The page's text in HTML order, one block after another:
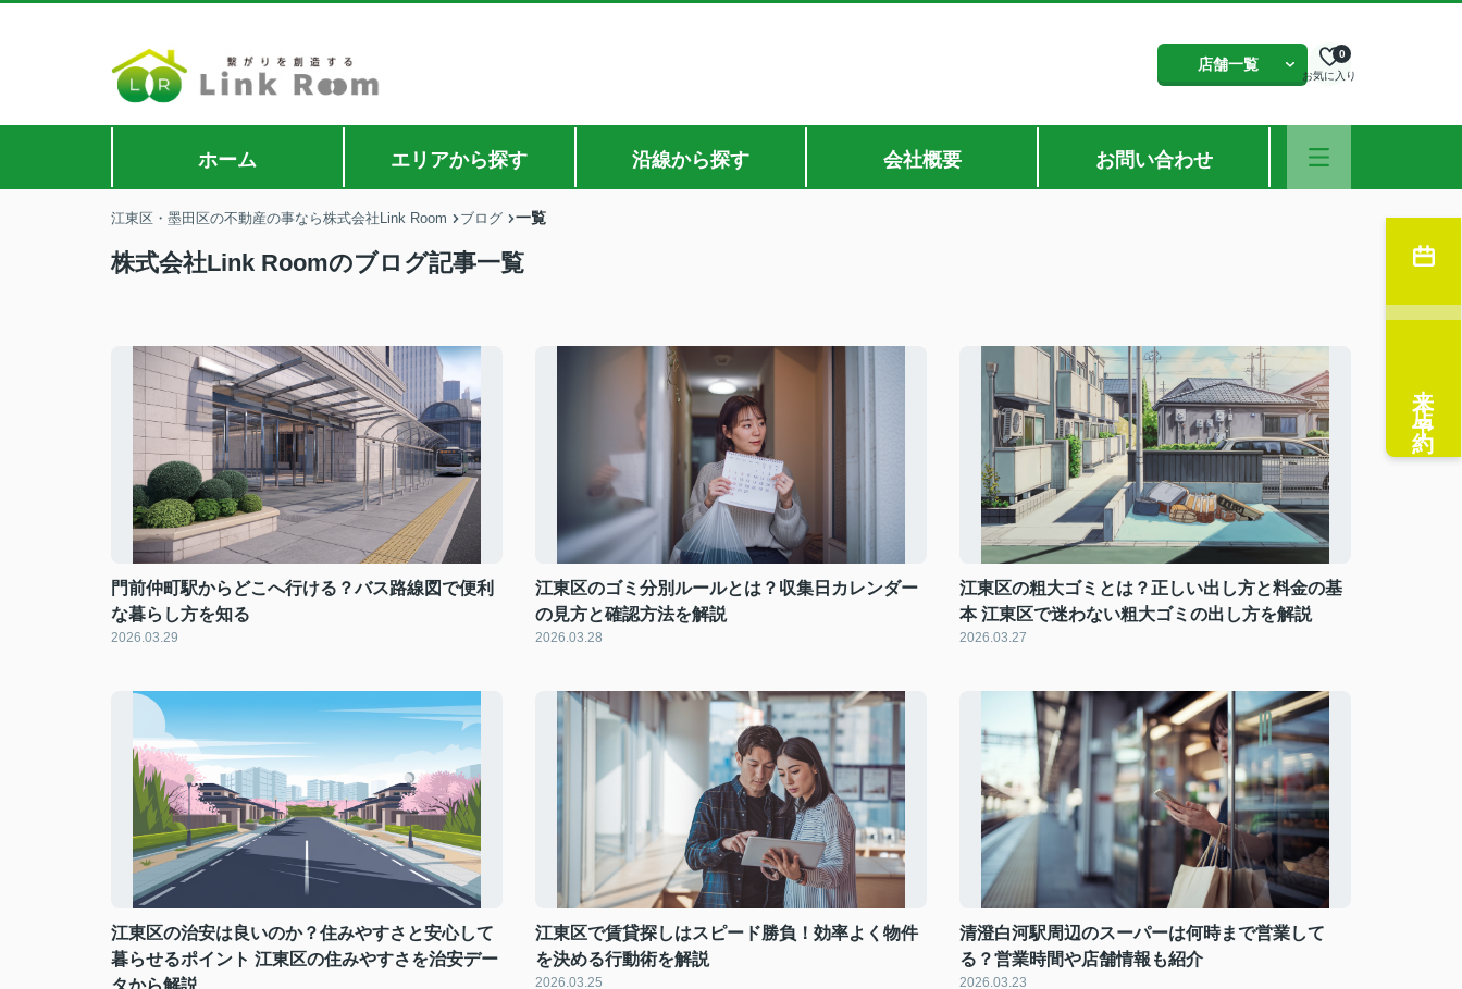
店舗一覧
お気に入り
0
ホーム エリアから探す 沿線から探す 会社概要 お問い合わせ
江東区・墨田区の不動産の事なら株式会社Link Room ブログ 一覧
株式会社Link Roomのブログ記事一覧
門前仲町駅からどこへ行ける？バス路線図で便利
な暮らし方を知る
2026.03.29
江東区のゴミ分別ルールとは？収集日カレンダー
の見方と確認方法を解説
2026.03.28
江東区の粗大ゴミとは？正しい出し方と料金の基
本 江東区で迷わない粗大ゴミの出し方を解説
2026.03.27
江東区の治安は良いのか？住みやすさと安心して
暮らせるポイント 江東区の住みやすさを治安デー
タから解説
江東区で賃貸探しはスピード勝負！効率よく物件
を決める行動術を解説
2026.03.25
清澄白河駅周辺のスーパーは何時まで営業して
る？営業時間や店舗情報も紹介
2026.03.23
来店予約